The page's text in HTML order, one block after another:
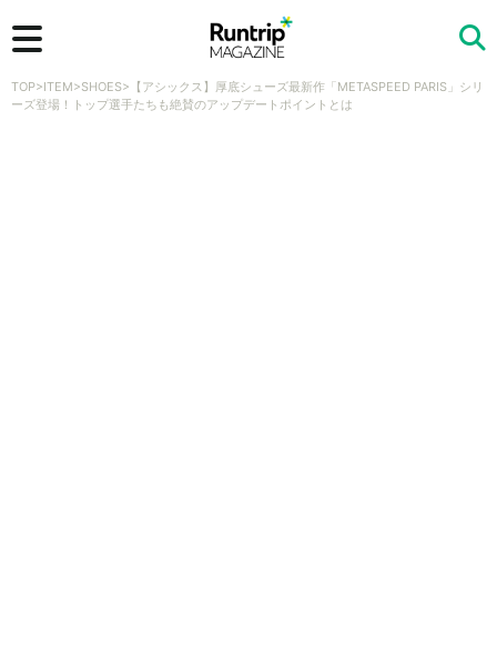
検索
TOP>ITEM>SHOES> 【アシックス】厚底シューズ最新作「METASPEED PARIS」シリ
ーズ登場！トップ選手たちも絶賛のアップデートポイントとは